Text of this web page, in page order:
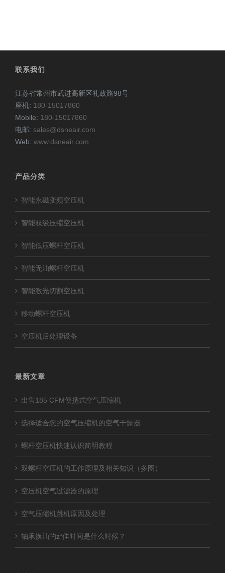
联系我们
江苏省常州市武进高新区礼政路98号
座机: 180-15017860
Mobile: 180-15017860
电邮: sales@dsneair.com
Web: www.dsneair.com
产品分类
智能永磁变频空压机
智能双级压缩空压机
智能低压螺杆空压机
智能无油螺杆空压机
智能激光切割空压机
移动螺杆空压机
空压机后处理设备
最新文章
出售185 CFM便携式空气压缩机
选择适合您的空气压缩机的空气干燥器
螺杆空压机快速认识简明教程
双螺杆空压机的工作原理及相关知识（多图）
空压机空气过滤器的原理
空气压缩机跳机原因及处理
轴承换油的z*佳时间是什么时候？